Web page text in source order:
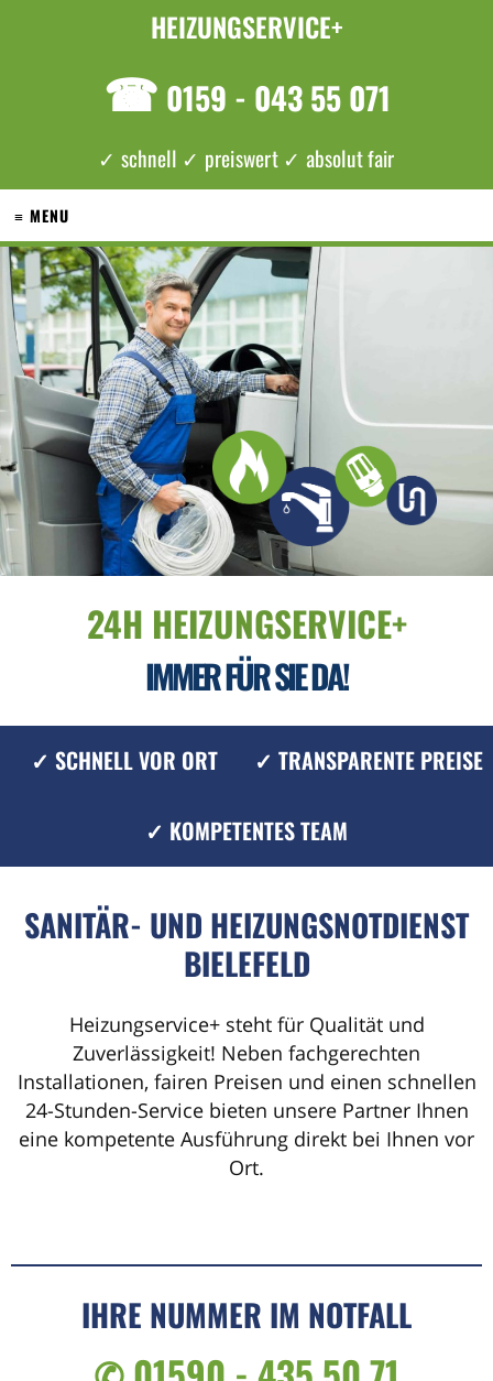
HEIZUNGSERVICE+
☎ 0159 - 043 55 071
✓ schnell ✓ preiswert ✓ absolut fair
≡ MENU
24H HEIZUNGSERVICE+
IMMER FÜR SIE DA!
✓ SCHNELL VOR ORT ✓ TRANSPARENTE PREISE
✓ KOMPETENTES TEAM
SANITÄR- UND HEIZUNGSNOTDIENST
BIELEFELD
Heizungservice+ steht für Qualität und
Zuverlässigkeit! Neben fachgerechten
Installationen, fairen Preisen und einen schnellen
24-Stunden-Service bieten unsere Partner Ihnen
eine kompetente Ausführung direkt bei Ihnen vor
Ort.
IHRE NUMMER IM NOTFALL